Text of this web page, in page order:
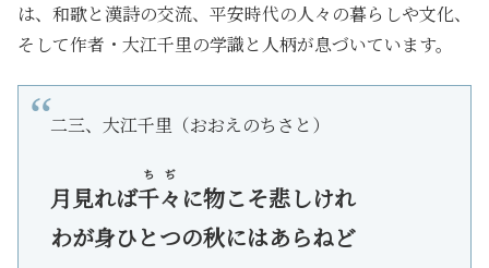
は、和歌と漢詩の交流、平安時代の人々の暮らしや文化、
そして作者・大江千里の学識と人柄が息づいています。
二三、大江千里（おおえのちさと）
月見れば千々
ちぢ
に物こそ悲しけれ
わが身ひとつの秋にはあらねど